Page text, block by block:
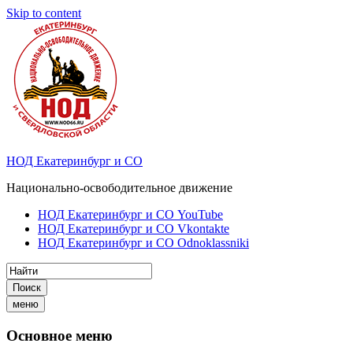
Skip to content
НОД Екатеринбург и СО
Национально-освободительное движение
НОД Екатеринбург и СО YouTube
НОД Екатеринбург и СО Vkontakte
НОД Екатеринбург и СО Odnoklassniki
Поиск
меню
Основное меню